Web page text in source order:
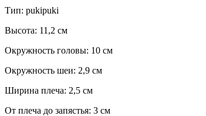
Тип: pukipuki
Высота: 11,2 см
Окружность головы: 10 см
Окружность шеи: 2,9 см
Ширина плеча: 2,5 см
От плеча до запястья: 3 см